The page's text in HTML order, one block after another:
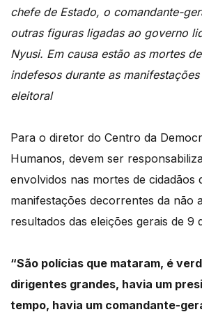
chefe de Estado, o comandante-
outras figuras ligadas ao governo
Nyusi. Em causa estão as mortes
indefesos durante as
eleitoral
Para o diretor do Centro da
Humanos, devem ser
envolvidos nas mortes de cidadãos
manifestações decorrentes da não
resultados das eleições gerais de 9
“São polícias que mataram, é
dirigentes grandes, havia um
tempo, havia um comandante-